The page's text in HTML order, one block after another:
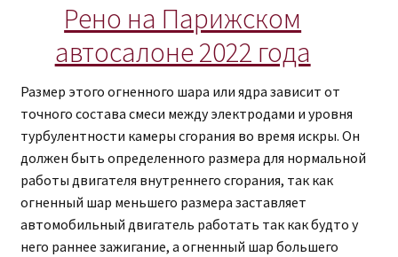
Рено на Парижском
автосалоне 2022 года
Размер этого огненного шара или ядра зависит от
точного состава смеси между электродами и уровня
турбулентности камеры сгорания во время искры. Он
должен быть определенного размера для нормальной
работы двигателя внутреннего сгорания, так как
огненный шар меньшего размера заставляет
автомобильный двигатель работать так как будто у
него раннее зажигание, а огненный шар большего